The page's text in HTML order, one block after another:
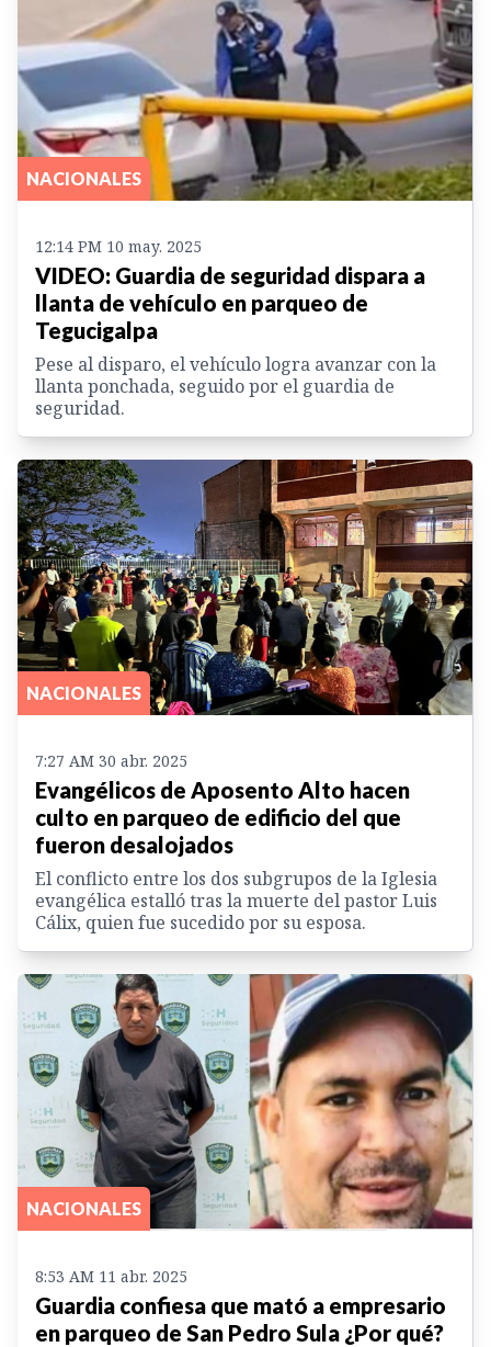
NACIONALES
12:14 PM 10 may. 2025
VIDEO: Guardia de seguridad dispara a
llanta de vehículo en parqueo de
Tegucigalpa
Pese al disparo, el vehículo logra avanzar con la
llanta ponchada, seguido por el guardia de
seguridad.
NACIONALES
7:27 AM 30 abr. 2025
Evangélicos de Aposento Alto hacen
culto en parqueo de edificio del que
fueron desalojados
El conflicto entre los dos subgrupos de la Iglesia
evangélica estalló tras la muerte del pastor Luis
Cálix, quien fue sucedido por su esposa.
NACIONALES
8:53 AM 11 abr. 2025
Guardia confiesa que mató a empresario
en parqueo de San Pedro Sula ¿Por qué?